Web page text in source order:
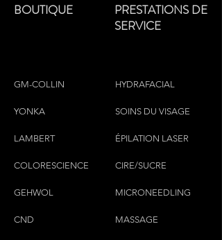
BOUTIQUE
PRESTATIONS DE
SERVICE
GM-COLLIN
YONKA
LAMBERT
COLORESCIENCE
GEHWOL
CND
HYDRAFACIAL
SOINS DU VISAGE
ÉPILATION LASER
CIRE/SUCRE
MICRONEEDLING
MASSAGE